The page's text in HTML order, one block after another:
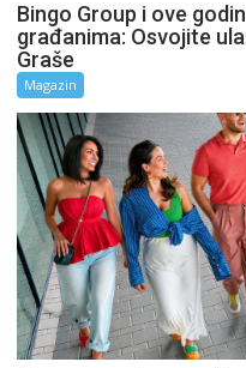
Bingo Group i ove
građanima: Osvojite
Graše
Magazin